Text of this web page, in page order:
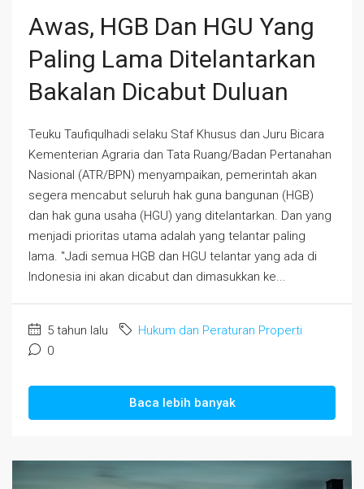
Awas, HGB Dan HGU Yang
Paling Lama Ditelantarkan
Bakalan Dicabut Duluan
Teuku Taufiqulhadi selaku Staf Khusus dan Juru Bicara
Kementerian Agraria dan Tata Ruang/Badan Pertanahan
Nasional (ATR/BPN) menyampaikan, pemerintah akan
segera mencabut seluruh hak guna bangunan (HGB)
dan hak guna usaha (HGU) yang ditelantarkan. Dan yang
menjadi prioritas utama adalah yang telantar paling
lama. "Jadi semua HGB dan HGU telantar yang ada di
Indonesia ini akan dicabut dan dimasukkan ke...
5 tahun lalu
Hukum dan Peraturan Properti
0
Baca lebih banyak